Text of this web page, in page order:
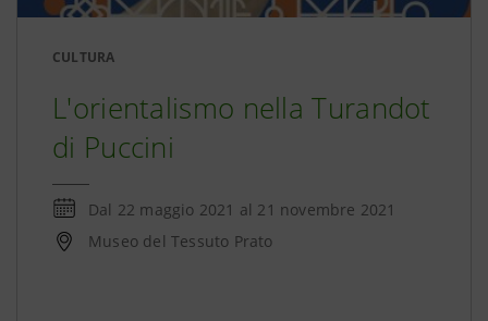
CULTURA
L'orientalismo nella Turandot
di Puccini
Dal 22 maggio 2021 al 21 novembre 2021
Museo del Tessuto Prato